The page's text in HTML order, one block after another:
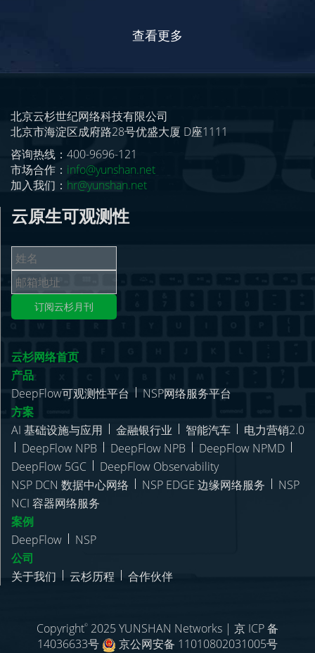
瞬间喷涌出数千条告警，AI 分析平台面对海量噪音反而不知道
查看更多
北京云杉世纪网络科技有限公司
北京市海淀区成府路28号优盛大厦 D座1111
咨询热线：400-9696-121
市场合作： info@yunshan.net
加入我们： hr@yunshan.net
云原生可观测性
订阅云杉月刊
云杉网络首页
产品
DeepFlow可观测性平台
NSP网络服务平台
方案
AI 基础设施与应用
金融银行业 智能汽车
电力营销2.0
DeepFlow NPB
DeepFlow NPB
DeepFlow NPMD
DeepFlow 5GC
DeepFlow Observability
NSP DCN 数据中心网络
NSP EDGE 边缘网络服务
NSP
NCI 容器网络服务
案例
DeepFlow
NSP
公司
关于我们
云杉历程 合作伙伴
Copyright© 2025 YUNSHAN Networks | 京 ICP 备
14036633号
京公网安备 11010802031005号